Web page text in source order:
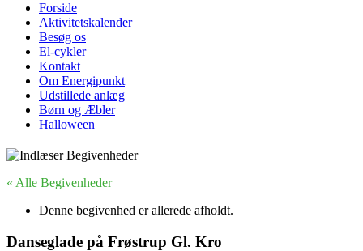
Forside
Aktivitetskalender
Besøg os
El-cykler
Kontakt
Om Energipunkt
Udstillede anlæg
Børn og Æbler
Halloween
« Alle Begivenheder
Denne begivenhed er allerede afholdt.
Danseglade på Frøstrup Gl. Kro